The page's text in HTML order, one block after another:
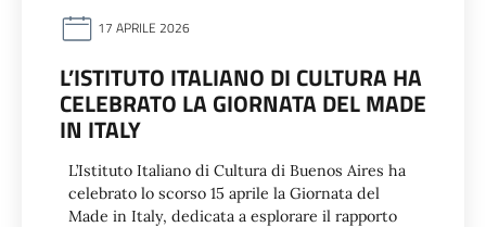
17 APRILE 2026
L’ISTITUTO ITALIANO DI CULTURA HA
CELEBRATO LA GIORNATA DEL MADE
IN ITALY
L’Istituto Italiano di Cultura di Buenos Aires ha
celebrato lo scorso 15 aprile la Giornata del
Made in Italy, dedicata a esplorare il rapporto